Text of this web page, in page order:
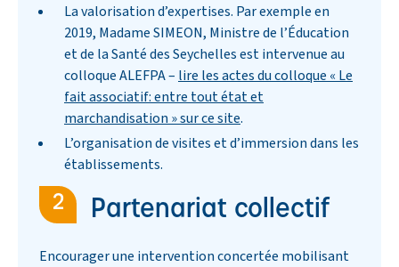
La valorisation d’expertises. Par exemple en
2019, Madame SIMEON, Ministre de l’Éducation
et de la Santé des Seychelles est intervenue au
colloque ALEFPA – lire les actes du colloque « Le
fait associatif: entre tout état et
marchandisation » sur ce site.
L’organisation de visites et d’immersion dans les
établissements.
Partenariat collectif
Encourager une intervention concertée mobilisant